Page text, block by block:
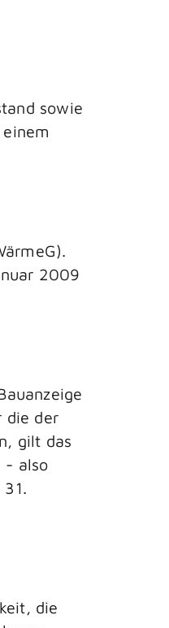
sowie
2009
die der
gilt das
- also
die